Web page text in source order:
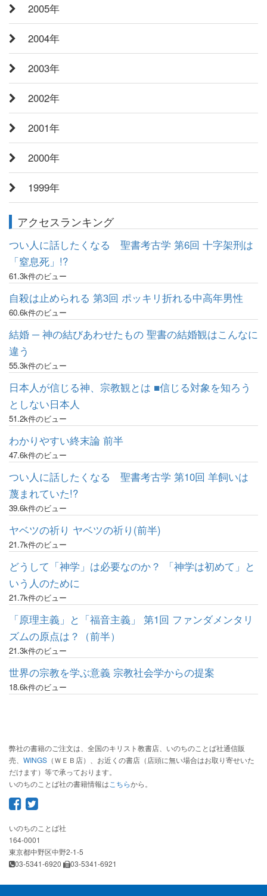
2005年
2004年
2003年
2002年
2001年
2000年
1999年
アクセスランキング
つい人に話したくなる 聖書考古学 第6回 十字架刑は
「窒息死」!?
61.3k件のビュー
自殺は止められる 第3回 ポッキリ折れる中高年男性
60.6k件のビュー
結婚 ─ 神の結びあわせたもの 聖書の結婚観はこんなに
違う
55.3k件のビュー
日本人が信じる神、宗教観とは ■信じる対象を知ろう
としない日本人
51.2k件のビュー
わかりやすい終末論 前半
47.6k件のビュー
つい人に話したくなる 聖書考古学 第10回 羊飼いは
蔑まれていた!?
39.6k件のビュー
ヤベツの祈り ヤベツの祈り(前半)
21.7k件のビュー
どうして「神学」は必要なのか？ 「神学は初めて」と
いう人のために
21.7k件のビュー
「原理主義」と「福音主義」 第1回 ファンダメンタリ
ズムの原点は？（前半）
21.3k件のビュー
世界の宗教を学ぶ意義 宗教社会学からの提案
18.6k件のビュー
弊社の書籍のご注文は、全国のキリスト教書店、いのちのことば社通信販
売、 WINGS （ＷＥＢ店）、お近くの書店（店頭に無い場合はお取り寄せいた
だけます）等で承っております。
いのちのことば社の書籍情報は こちらから。
いのちのことば社
164-0001
東京都中野区中野2-1-5
03-5341-6920
03-5341-6921